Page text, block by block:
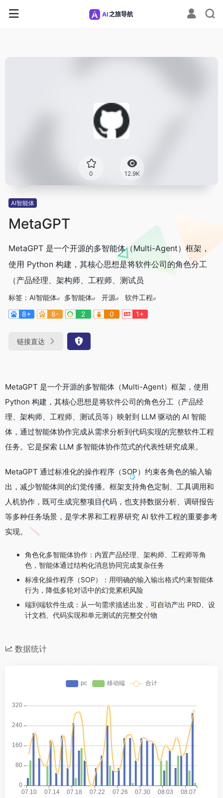
0 12.9K
AI智能体
MetaGPT
MetaGPT 是一个开源的多智能体（Multi-Agent）框架，
使用 Python 构建，其核心思想是将软件公司的角色分工
（产品经理、架构师、工程师、测试员
标签： AI智能体 多智能体 开源
软件工程
8+
8- 2 0 1+
链接直达
MetaGPT 是一个开源的多智能体（Multi-Agent）框架，使用
Python 构建，其核心思想是将软件公司的角色分工（产品经
理、架构师、工程师、测试员等）映射到 LLM 驱动的 AI 智能
体，通过智能体协作完成从需求分析到代码实现的完整软件工程
任务。它是探索 LLM 多智能体协作范式的代表性研究成果。
MetaGPT 通过标准化的操作程序（SOP）约束各角色的输入输
出，减少智能体间的幻觉传播。框架支持角色定制、工具调用和
人机协作，既可生成完整项目代码，也支持数据分析、调研报告
等多种任务场景，是学术界和工程界研究 AI 软件工程的重要参考
实现。
角色化多智能体协作：内置产品经理、架构师、工程师等角
色，智能体通过结构化消息协同完成复杂任务
标准化操作程序（SOP）：用明确的输入输出格式约束智能体
行为，降低多轮对话中的幻觉累积风险
端到端软件生成：从一句需求描述出发，可自动产出 PRD、设
计文档、代码实现和单元测试的完整交付物
数据统计